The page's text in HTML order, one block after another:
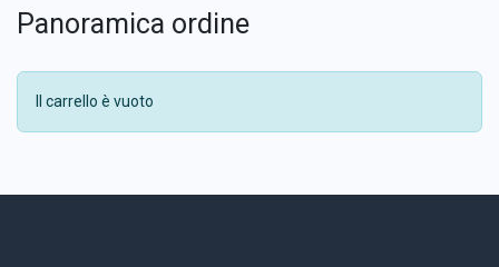
Panoramica ordine
Il carrello è vuoto